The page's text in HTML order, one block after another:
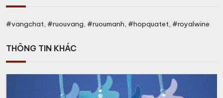
#vangchat, #ruouvang, #ruoumanh, #hopquatet, #royalwine
THÔNG TIN KHÁC